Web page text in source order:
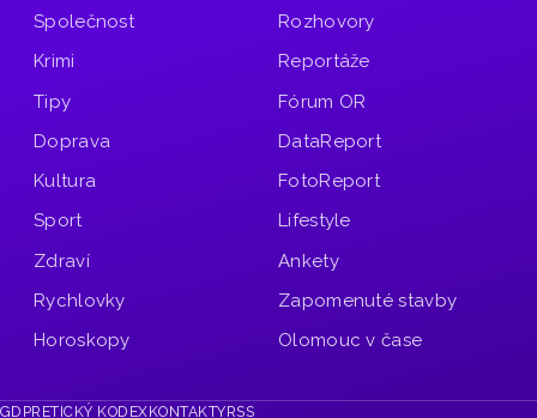
Společnost
Krimi
Tipy
Doprava
Kultura
Sport
Zdraví
Rychlovky
Horoskopy
Rozhovory
Reportáže
Fórum OR
DataReport
FotoReport
Lifestyle
Ankety
Zapomenuté stavby
Olomouc v čase
GDPR ETICKÝ KODEX KONTAKTY RSS